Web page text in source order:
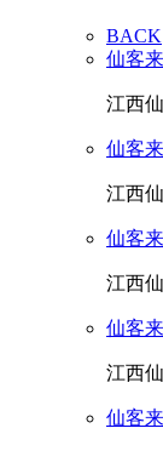
BACK
仙客
江西
仙客
江西
仙客
江西
仙客
江西
仙客